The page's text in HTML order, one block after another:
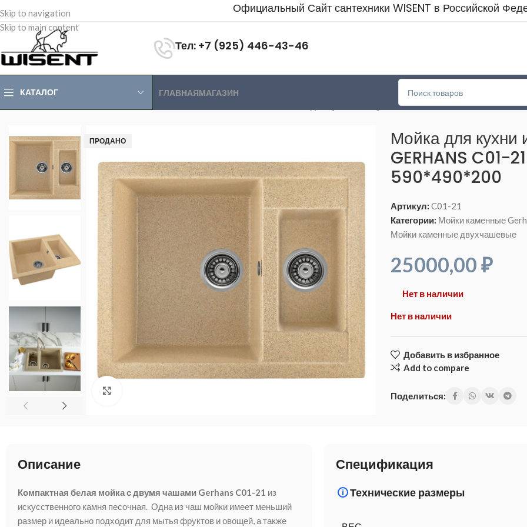
Skip to navigation
Skip to main content
Официальный Сайт сантехники WISENT в Российской
Тел: +7 (925) 446-43-46
КАТАЛОГ ГЛАВНАЯМАГАЗИН
Мойка для кухни из искусственного камня GERHANS
ПРОДАНО
Мойка для кухни
GERHANS C01-
590*490*200
Артикул:C01-21
Категории: Мойки каменные
Мойки каменные двухчашевые
25000,00₽
Нет в наличии
Нет в наличии
Добавить в избранное
Add to compare
Поделиться:
Описание
Компактная белая мойка с двумя чашами Gerhans C01-21 из
искусственного камня песочная. Одна из чаш мойки имеет меньший
размер и идеально подходит для мытья фруктов и овощей, а также
Спецификация
Технические размеры